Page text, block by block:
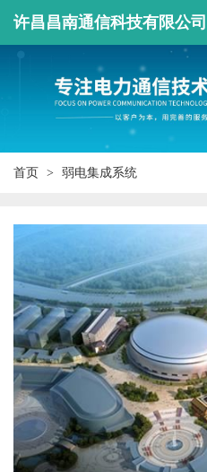
许昌昌南通信科技有限公司
首页 弱电集成系统